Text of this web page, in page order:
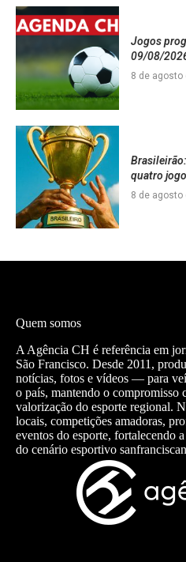
Jogos
09/08/
8 de agosto
quatro
8 de agosto
Quem somos
A Agência CH é referência em
São Francisco. Desde 2011,
notícias, fotos e vídeos — para
o país, mantendo o compromisso
valorização do esporte regional.
locais, competições amadoras,
eventos do esporte, fortalecendo
do cenário esportivo